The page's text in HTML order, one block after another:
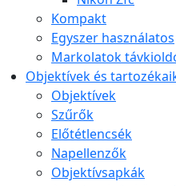
Kompakt
Egyszer használatos
Markolatok
Objektívek és
Objektívek
Szűrők
Előtétlencsék
Napellenzők
Objektívsapkák